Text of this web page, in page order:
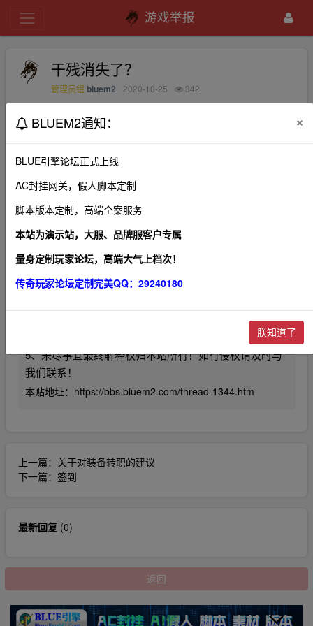
游戏举报
干残消失了？
管理员组 bluem2 2020-10-25 342
122区的雄霸刚开始那么霸气，现在一个个都消失了？被怒
1、本帖图片及内容纯属发布用户个人意见，本网站无
关！
及相关法律法规删除本帖！
3、本站所有内容均来源于第三方网站，我们不对作品观
4、利用本站内容商业化，违反国家法律法规，或造成第
5、未尽事宜最终解释权归本站所有！如有侵权请及时与
我们联系！
本贴地址： https://bbs.biuem2.com/thread-1344.htm
上一篇： 关于对装备转职的建议
下一篇： 签到
最新回复 (0)
返回
BLUEM2通知： ×
BLUE引擎论坛正式上线
AC封挂网关，假人脚本定制
脚本版本定制，高端全案服务
本站为演示站，大服、品牌服客户专属
量身定制玩家论坛，高端大气上档次！
传奇玩家论坛定制完美QQ：29240180
朕知道了